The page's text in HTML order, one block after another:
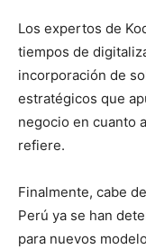
Los expertos de
tiempos de
incorporación de
estratégicos que
negocio en cuanto
refiere.
Finalmente, cabe
Perú ya se han
para nuevos